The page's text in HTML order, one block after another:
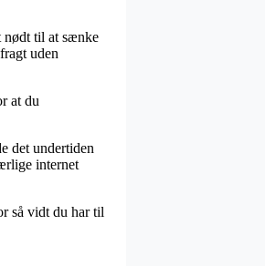
nødt til at sænke
uden
at du
det undertiden
internet
så vidt du har til